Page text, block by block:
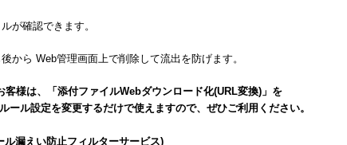
確認できます。
Web管理画面上で削除して流出を防げます。
様は、「添付ファイルWebダウンロード化(URL変換)」を
設定を変更するだけで使えますので、ぜひご利用ください。
漏えい防止フィルターサービス)